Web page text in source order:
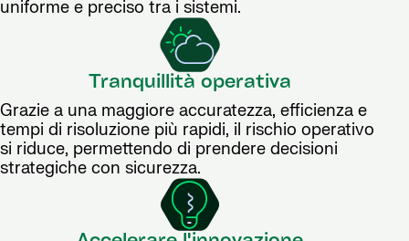
uniforme e preciso tra i sistemi.
Tranquillità operativa
Grazie a una maggiore accuratezza, efficienza e
tempi di risoluzione più rapidi, il rischio operativo
si riduce, permettendo di prendere decisioni
strategiche con sicurezza.